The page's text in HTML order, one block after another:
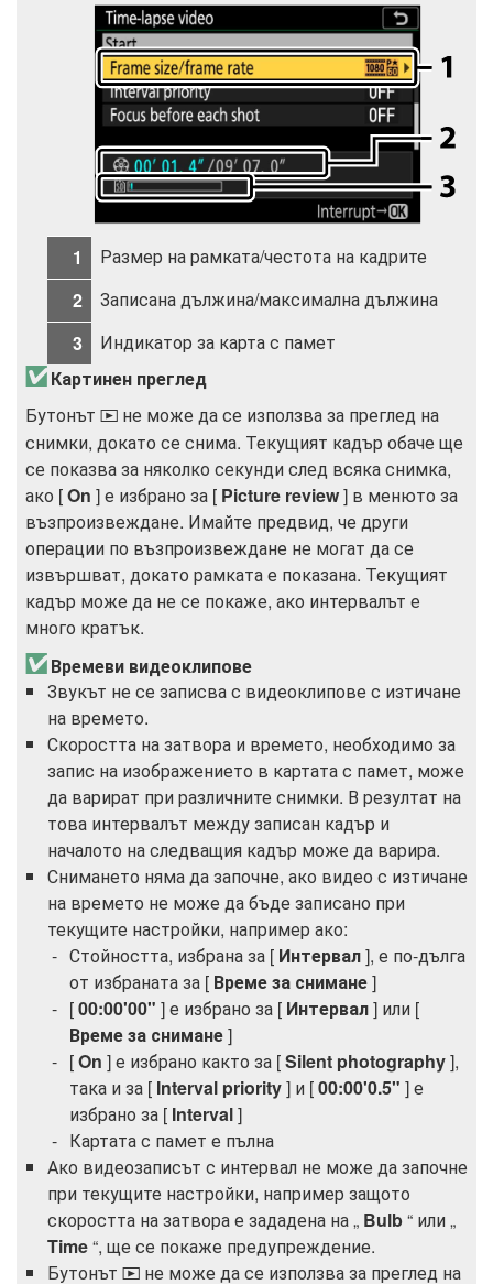
1
Размер на рамката/честота на кадрите
2
Записана дължина/максимална дължина
3
Индикатор за карта с памет
Картинен преглед
Бутонът K не може да се използва за преглед на
снимки, докато се снима. Текущият кадър обаче ще
се показва за няколко секунди след всяка снимка,
ако [On ] е избрано за [ Picture review] в менюто за
възпроизвеждане. Имайте предвид, че други
операции по възпроизвеждане не могат да се
извършват, докато рамката е показана. Текущият
кадър може да не се покаже, ако интервалът е
много кратък.
Времеви видеоклипове
Звукът не се записва с видеоклипове с изтичане
на времето.
Скоростта на затвора и времето, необходимо за
запис на изображението в картата с памет, може
да варират при различните снимки. В резултат на
това интервалът между записан кадър и
началото на следващия кадър може да варира.
Снимането няма да започне, ако видео с изтичане
на времето не може да бъде записано при
текущите настройки, например ако:
Стойността, избрана за [ Интервал], е по-дълга
от избраната за [ Време за снимане]
[00:00'00" ] е избрано за [ Интервал] или [
Време за снимане]
[On ] е избрано както за [Silent photography],
така и за [ Interval priority] и [00:00'0.5" ] е
избрано за [ Interval]
Картата с памет е пълна
Ако видеозаписът с интервал не може да започне
при текущите настройки, например защото
скоростта на затвора е зададена на „ Bulb“ или „
Time“, ще се покаже предупреждение.
Бутонът K не може да се използва за преглед на